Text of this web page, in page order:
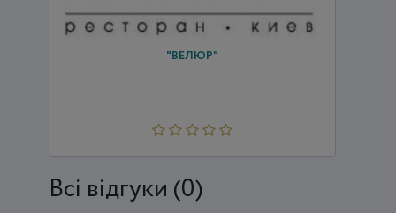
"ВЕЛЮР"
Всi відгуки (0)